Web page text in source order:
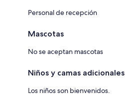
Personal de recepción
Mascotas
No se aceptan mascotas
Niños y camas adicionales
Los niños son bienvenidos.